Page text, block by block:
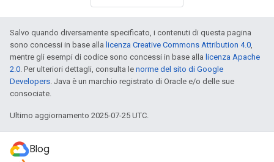
Salvo quando diversamente specificato, i contenuti di questa pagina
sono concessi in base alla licenza Creative Commons Attribution 4.0,
mentre gli esempi di codice sono concessi in base alla licenza Apache
2.0. Per ulteriori dettagli, consulta le norme del sito di Google
Developers. Java è un marchio registrato di Oracle e/o delle sue
consociate.
Ultimo aggiornamento 2025-07-25 UTC.
Blog